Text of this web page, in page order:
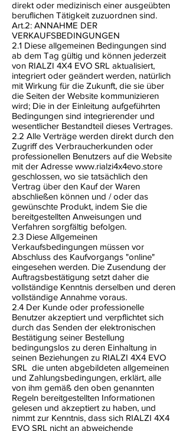
direkt oder medizinisch einer ausgeübten
beruflichen Tätigkeit zuzuordnen sind.
Art.2: ANNAHME DER
VERKAUFSBEDINGUNGEN
2.1 Diese allgemeinen Bedingungen sind
ab dem Tag gültig und können jederzeit
von RIALZI 4X4 EVO SRL aktualisiert,
integriert oder geändert werden, natürlich
mit Wirkung für die Zukunft, die sie über
die Seiten der Website kommunizieren
wird; Die in der Einleitung aufgeführten
Bedingungen sind integrierender und
wesentlicher Bestandteil dieses Vertrages.
2.2 Alle Verträge werden direkt durch den
Zugriff des Verbraucherkunden oder
professionellen Benutzers auf die Website
mit der Adresse www.rialzi4x4evo.store
geschlossen, wo sie tatsächlich den
Vertrag über den Kauf der Waren
abschließen können und / oder das
gewünschte Produkt, indem Sie die
bereitgestellten Anweisungen und
Verfahren sorgfältig befolgen.
2.3 Diese Allgemeinen
Verkaufsbedingungen müssen vor
Abschluss des Kaufvorgangs "online"
eingesehen werden. Die Zusendung der
Auftragsbestätigung setzt daher die
vollständige Kenntnis derselben und deren
vollständige Annahme voraus.
2.4 Der Kunde oder professionelle
Benutzer akzeptiert und verpflichtet sich
durch das Senden der elektronischen
Bestätigung seiner Bestellung
bedingungslos zu deren Einhaltung in
seinen Beziehungen zu RIALZI 4X4 EVO
SRL die unten abgebildeten allgemeinen
und Zahlungsbedingungen, erklärt, alle
von ihm gemäß den oben genannten
Regeln bereitgestellten Informationen
gelesen und akzeptiert zu haben, und
nimmt zur Kenntnis, dass sich RIALZI 4X4
EVO SRL nicht an abweichende